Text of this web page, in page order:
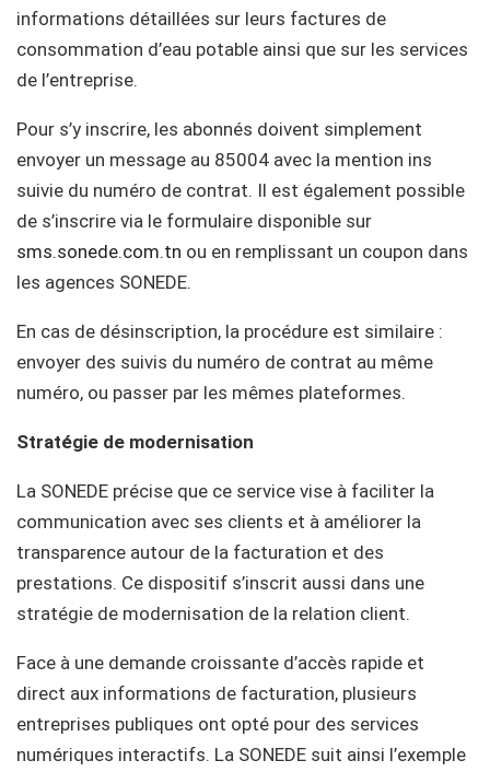
informations détaillées sur leurs factures de
consommation d’eau potable ainsi que sur les services
de l’entreprise.
Pour s’y inscrire, les abonnés doivent simplement
envoyer un message au 85004 avec la mention ins
suivie du numéro de contrat. Il est également possible
de s’inscrire via le formulaire disponible sur
sms.sonede.com.tn ou en remplissant un coupon dans
les agences SONEDE.
En cas de désinscription, la procédure est similaire :
envoyer des suivis du numéro de contrat au même
numéro, ou passer par les mêmes plateformes.
Stratégie de modernisation
La SONEDE précise que ce service vise à faciliter la
communication avec ses clients et à améliorer la
transparence autour de la facturation et des
prestations. Ce dispositif s’inscrit aussi dans une
stratégie de modernisation de la relation client.
Face à une demande croissante d’accès rapide et
direct aux informations de facturation, plusieurs
entreprises publiques ont opté pour des services
numériques interactifs. La SONEDE suit ainsi l’exemple